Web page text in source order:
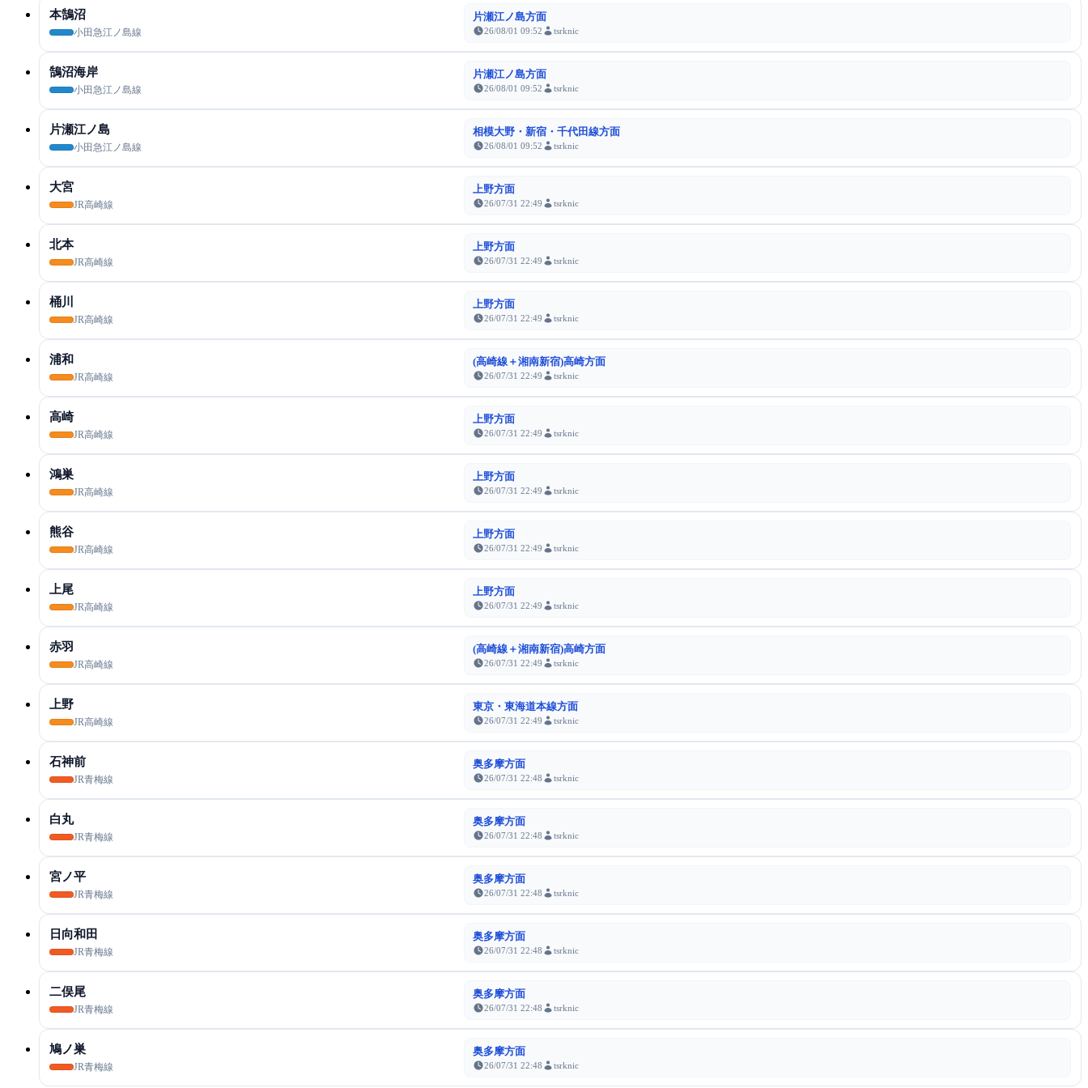
本鵠沼
小田急江ノ島線
片瀬江ノ島方面
26/08/01 09:52 tsrknic
鵠沼海岸
小田急江ノ島線
片瀬江ノ島方面
26/08/01 09:52 tsrknic
片瀬江ノ島
小田急江ノ島線
相模大野・新宿・千代田線方面
26/08/01 09:52 tsrknic
大宮
JR高崎線
上野方面
26/07/31 22:49 tsrknic
北本
JR高崎線
上野方面
26/07/31 22:49 tsrknic
桶川
JR高崎線
上野方面
26/07/31 22:49 tsrknic
浦和
JR高崎線
(高崎線＋湘南新宿)高崎方面
26/07/31 22:49 tsrknic
高崎
JR高崎線
上野方面
26/07/31 22:49 tsrknic
鴻巣
JR高崎線
上野方面
26/07/31 22:49 tsrknic
熊谷
JR高崎線
上野方面
26/07/31 22:49 tsrknic
上尾
JR高崎線
上野方面
26/07/31 22:49 tsrknic
赤羽
JR高崎線
(高崎線＋湘南新宿)高崎方面
26/07/31 22:49 tsrknic
上野
JR高崎線
東京・東海道本線方面
26/07/31 22:49 tsrknic
石神前
JR青梅線
奥多摩方面
26/07/31 22:48 tsrknic
白丸
JR青梅線
奥多摩方面
26/07/31 22:48 tsrknic
宮ノ平
JR青梅線
奥多摩方面
26/07/31 22:48 tsrknic
日向和田
JR青梅線
奥多摩方面
26/07/31 22:48 tsrknic
二俣尾
JR青梅線
奥多摩方面
26/07/31 22:48 tsrknic
鳩ノ巣
JR青梅線
奥多摩方面
26/07/31 22:48 tsrknic